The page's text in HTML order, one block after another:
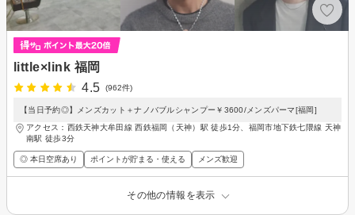
little×link 福岡
4.5
(962件)
【当日予約◎】メンズカット＋ナノバブルシャンプー￥3600/メンズパーマ[福岡]
アクセス：西鉄天神大牟田線 西鉄福岡（天神）駅 徒歩1分、福岡市地下鉄七隈線 天神
南駅 徒歩3分
◎ 本日空席あり ポイントが貯まる・使える メンズ歓迎
その他の情報を表示